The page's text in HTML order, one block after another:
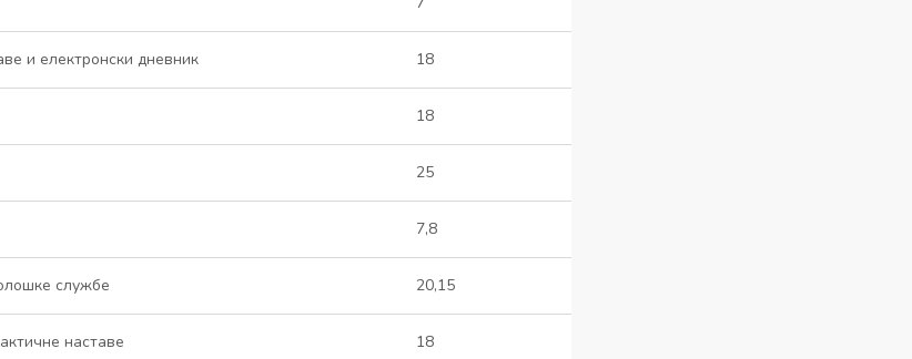
и електронски дневник 18
18
25
7,8
службе 20,15
наставе 18